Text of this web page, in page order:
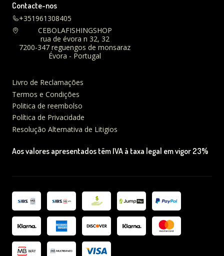
Contacte-nos
+351961308405
CEBOLAFISHINGSHOP
rua de évora n 32, 32
7200-347 reguengos de monsaraz
Évora - Portugal
Livro de Reclamações
Termos e Condições
Politica de reembolso
Política de Privacidade
Resolução Alternativa de Litigios
Aos valores apresentados têm IVA à taxa legal em vigor 23%